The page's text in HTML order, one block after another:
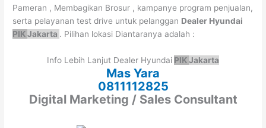
Pameran , Membagikan Brosur , kampanye program penjualan,
serta pelayanan test drive untuk pelanggan Dealer Hyundai
PIKJakarta . Pilihan lokasi Diantaranya adalah :
Info Lebih Lanjut Dealer Hyundai PIKJakarta
Mas Yara
0811112825
Digital Marketing / Sales Consultant